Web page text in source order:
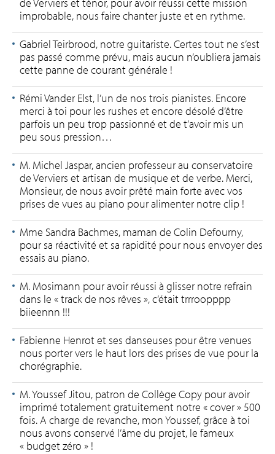
de Verviers et ténor, pour avoir réussi cette mission
improbable, nous faire chanter juste et en rythme.
Gabriel Teirbrood, notre guitariste. Certes tout ne s’est
pas passé comme prévu, mais aucun n’oubliera jamais
cette panne de courant générale !
Rémi Vander Elst, l’un de nos trois pianistes. Encore
merci à toi pour les rushes et encore désolé d’être
parfois un peu trop passionné et de t’avoir mis un
peu sous pression…
M. Michel Jaspar, ancien professeur au conservatoire
de Verviers et artisan de musique et de verbe. Merci,
Monsieur, de nous avoir prêté main forte avec vos
prises de vues au piano pour alimenter notre clip !
Mme Sandra Bachmes, maman de Colin Defourny,
pour sa réactivité et sa rapidité pour nous envoyer des
essais au piano.
M. Mosimann pour avoir réussi à glisser notre refrain
dans le « track de nos rêves », c’était trrroopppp
biieennn !!!
Fabienne Henrot et ses danseuses pour être venues
nous porter vers le haut lors des prises de vue pour la
chorégraphie.
M. Youssef Jitou, patron de Collège Copy pour avoir
imprimé totalement gratuitement notre « cover » 500
fois. A charge de revanche, mon Youssef, grâce à toi
nous avons conservé l’âme du projet, le fameux
« budget zéro » !